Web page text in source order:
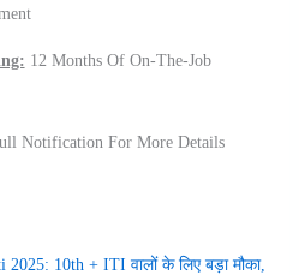
12 Months Of On-The-Job
Notification For More Details
10th + ITI वालों के लिए बड़ा मौका,